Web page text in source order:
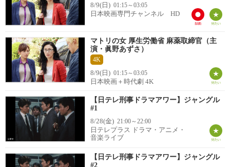
8/9(日) 01:15～03:05
日本映画専門チャンネル HD
マトリの女 厚生労働省 麻薬取締官（主
演・眞野あずさ）
4K
8/9(日) 01:15～03:05
日本映画＋時代劇 4K
【日テレ刑事ドラマアワー】ジャングル
#1
8/28(金) 21:00～22:00
日テレプラス ドラマ・アニメ・
音楽ライブ
【日テレ刑事ドラマアワー】ジャングル
#2